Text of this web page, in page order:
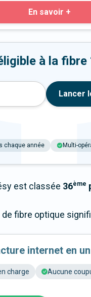
En savoir +
à la fibre
Lancer
chaque année Multi-
est classée 36ème
fibre optique
internet en
charge Aucune